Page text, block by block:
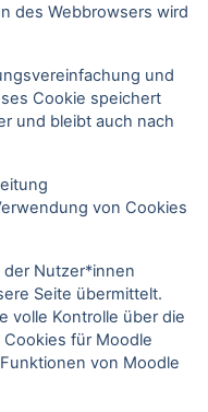
des Webbrowsers wird
und
Cookie speichert
und bleibt auch nach
von Cookies
Nutzer*innen
Seite übermittelt.
volle Kontrolle über die
für Moodle
von Moodle